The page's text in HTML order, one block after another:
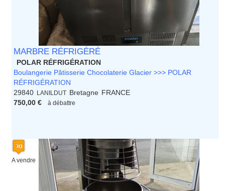
MARBRE RÉFRIGÉRÉ
POLAR RÉFRIGÉRATION
Boulangerie Pâtisserie Chocolaterie Glacier >>> POLAR
RÉFRIGÉRATION
29840
LANILDUT Bretagne FRANCE
750,00 €
à débattre
A vendre